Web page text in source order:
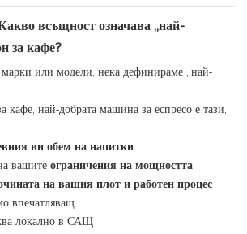
всъщност означава „най-
за кафе?
или модели, нека дефинираме „най-
кафе, най-добрата машина за еспресо е тази,
ви обем на напитки
вашите ограничения на мощността
на вашия плот и работен процес
впечатляващ
локално в САЩ